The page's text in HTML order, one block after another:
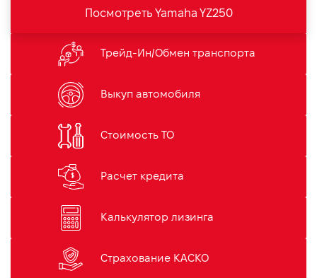
Посмотреть Yamaha YZ250
Трейд-Ин/Обмен транспорта
Выкуп автомобиля
Стоимость ТО
Расчет кредита
Калькулятор лизинга
Страхование КАСКО